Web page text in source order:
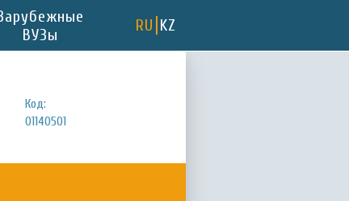
ВУЗы
RU KZ
Код:
01140501